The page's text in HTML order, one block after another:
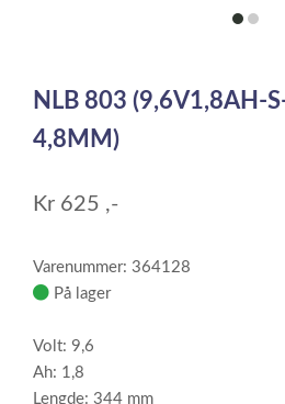
itemitem
of
2
NLB 803 (9,6V1,8AH-
4,8MM)
Kr 625 ,-
Varenummer: 364128
På lager
Volt: 9,6
Ah: 1,8
Lengde: 344 mm